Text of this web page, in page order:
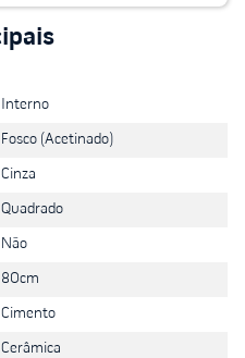
Interno
Fosco (Acetinado)
Cinza
Quadrado
Não
80cm
Cimento
Cerâmica